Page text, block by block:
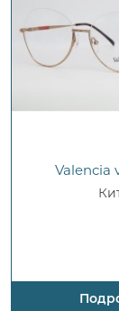
Valencia